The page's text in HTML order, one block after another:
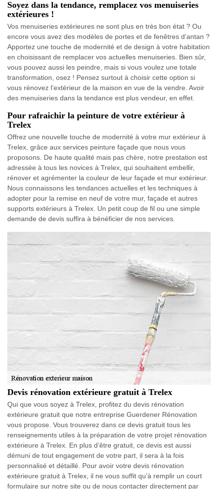
Soyez dans la tendance, remplacez vos menuiseries
extérieures !
Vos menuiseries extérieures ne sont plus en très bon état ? Ou
encore vous avez des modèles de portes et de fenêtres d’antan ?
Apportez une touche de modernité et de design à votre habitation
en choisissant de remplacer vos actuelles menuiseries. Bien sûr,
vous pouvez aussi les peindre, mais si vous voulez une totale
transformation, osez ! Pensez surtout à choisir cette option si
vous rénovez l’extérieur de la maison en vue de la vendre. Avoir
des menuiseries dans la tendance est plus vendeur, en effet.
Pour rafraichir la peinture de votre extérieur à
Trelex
Offrez une nouvelle touche de modernité à votre mur extérieur à
Trelex, grâce aux services peinture façade que nous vous
proposons. De haute qualité mais pas chère, notre prestation est
adressée à tous les novices à Trelex, qui souhaitent embellir,
rénover et agrémenter la couleur de leur façade et mur extérieur.
Nous connaissons les tendances actuelles et les techniques à
adopter pour la remise en neuf de votre mur, façade et autres
supports extérieurs à Trelex. Un petit coup de fil ou une simple
demande de devis suffira à bénéficier de nos services.
Devis rénovation extérieure gratuit à Trelex
Qui que vous soyez à Trelex, profitez du devis rénovation
extérieure gratuit que notre entreprise Guerdener Rénovation
vous propose. Vous trouverez dans ce devis gratuit tous les
renseignements utiles à la préparation de votre projet rénovation
extérieure à Trelex. En plus d’être gratuit, ce devis est aussi
démuni de tout engagement de votre part, il sera à la fois
personnalisé et détaillé. Pour avoir votre devis rénovation
extérieure gratuit à Trelex, il ne vous suffit qu’à remplir un court
formulaire sur notre site ou de nous contacter directement par